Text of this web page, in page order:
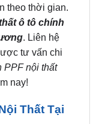
. Liên hệ
tư vấn chi
PPF nội thất
nay!
Thất Tại